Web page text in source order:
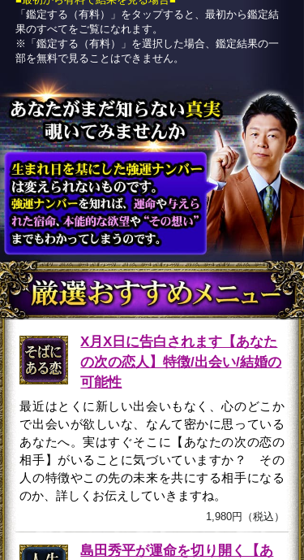
「鑑定する（有料）」をタップすると、最初から鑑定結
果のすべてをご覧になれます。
※「鑑定する（有料）」を選択した場合、鑑定結果の一
部を無料で見ることはできません。
X月X日に告白されます【あなた
の次の恋人】特徴/出会い/結婚の
可能性
最近はとくに新しい出会いもなく、心のどこか
で出会いが欲しいな、なんて密かに思っている
あなたへ。実はすぐそこに【あなたの次の恋の
相手】がいることに気づいていますか？ その
人の特徴やこの先の未来を共にする相手になる
のか、詳しくお伝えしていきますね。
1,980円（税込）
島田秀平が運命を切り開く【あ